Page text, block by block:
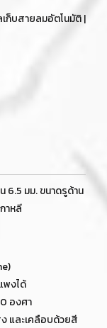
ก็บสายลมอัตโนมัติ |
6.5 มม. ขนาดรูด้าน
าหลี
พงได้
องศา
และเคลือบด้วยสี